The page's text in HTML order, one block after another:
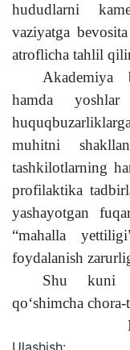
hududlarni
vaziyatga
atroflicha tahlil
Akademiya
hamda
muhitni
tashkilotlarning
profilaktika
yashayotgan
“mahalla
foydalanish
Shu kuni
qo‘shimcha
Ulashish: